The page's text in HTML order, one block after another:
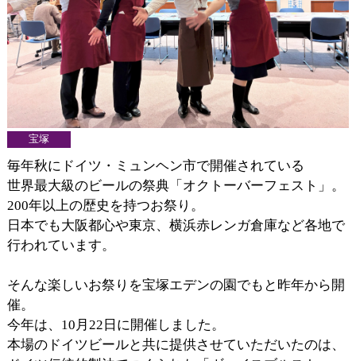
宝塚
毎年秋にドイツ・ミュンヘン市で開催されている
世界最大級のビールの祭典「オクトーバーフェスト」。
200年以上の歴史を持つお祭り。
日本でも大阪都心や東京、横浜赤レンガ倉庫など各地で
行われています。
そんな楽しいお祭りを宝塚エデンの園でもと昨年から開
催。
今年は、10月22日に開催しました。
本場のドイツビールと共に提供させていただいたのは、